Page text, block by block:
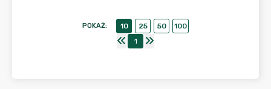
POKAŻ: 10 25 50
100
1